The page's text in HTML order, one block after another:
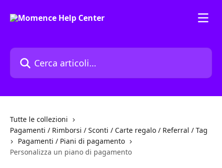
Cerca articoli…
Tutte le collezioni
Pagamenti / Rimborsi / Sconti / Carte regalo / Referral / Tag
Pagamenti / Piani di pagamento
Personalizza un piano di pagamento